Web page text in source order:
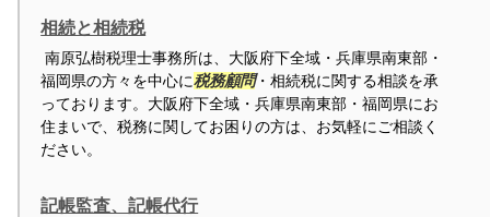
相続と相続税
南原弘樹税理士事務所は、大阪府下全域・兵庫県南東部・
福岡県の方々を中心に税務顧問・相続税に関する相談を承
っております。大阪府下全域・兵庫県南東部・福岡県にお
住まいで、税務に関してお困りの方は、お気軽にご相談く
ださい。
記帳監査、記帳代行